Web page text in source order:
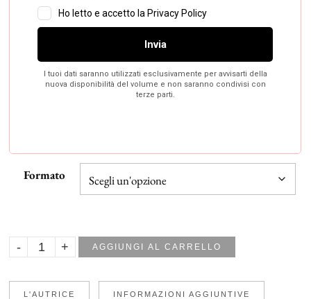
Formato
AGGIUNGI AL CARRELLO
L'AUTRICE INFORMAZIONI AGGIUNTIVE